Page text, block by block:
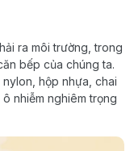
ra môi trường, trong
bếp của chúng ta.
hộp nhựa, chai
nhiễm nghiêm trọng